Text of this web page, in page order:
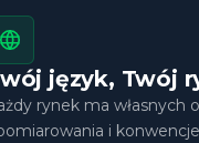
język, Twój
rynek ma własnych
i